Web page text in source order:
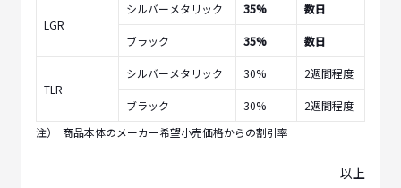
LGR
シルバーメタリック 35% 数日
ブラック 35% 数日
TLR
シルバーメタリック 30% 2週間程度
ブラック 30%
2週間程度
注）
商品本体のメーカー希望小売価格からの割引率
以上